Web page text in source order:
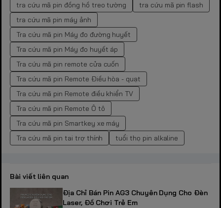
tra cứu mã pin đồng hồ treo tường
tra cứu mã pin flash
tra cứu mã pin máy ảnh
Tra cứu mã pin Máy đo đường huyết
Tra cứu mã pin Máy đo huyết áp
Tra cứu mã pin remote cửa cuốn
Tra cứu mã pin Remote Điều hòa - quạt
Tra cứu mã pin Remote điều khiển TV
Tra cứu mã pin Remote Ô tô
Tra cứu mã pin Smartkey xe máy
Tra cứu mã pin tai trợ thính
tuổi thọ pin alkaline
Bài viết liên quan
Địa Chỉ Bán Pin AG3 Chuyên Dụng Cho Đèn
Laser, Đồ Chơi Trẻ Em